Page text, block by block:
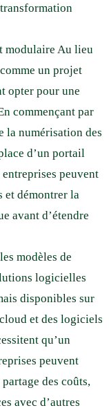
modulaire Au lieu
un projet
opter pour une
commençant par
la numérisation des
d’un portail
peuvent
et démontrer la
avant d’étendre
modèles de
logicielles
disponibles sur
et des logiciels
qu’un
peuvent
des coûts,
avec d’autres